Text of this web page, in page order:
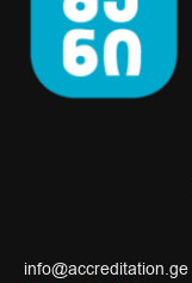
info@accreditation.ge